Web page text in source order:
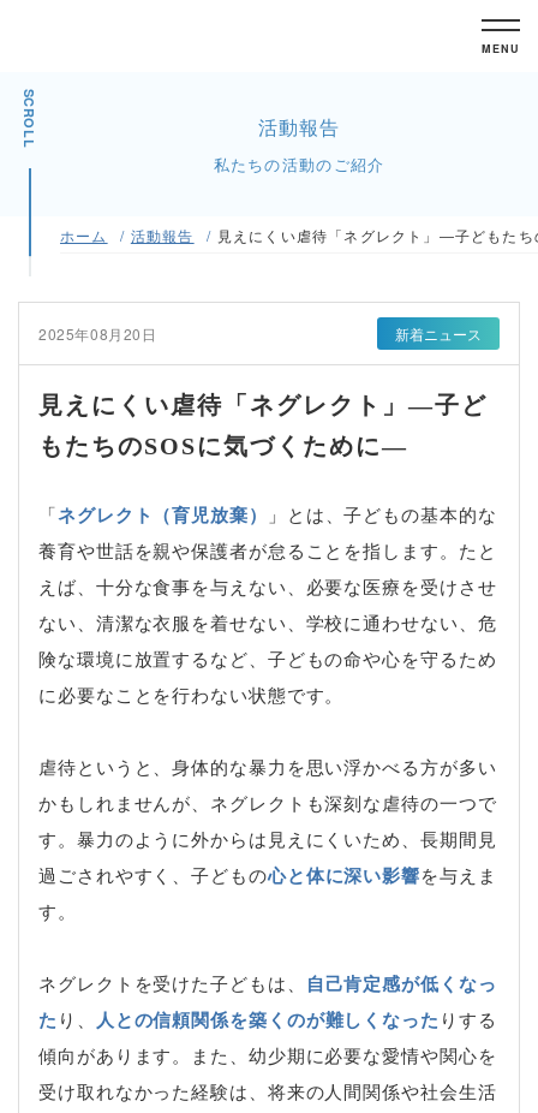
MENU
SCROLL 活動報告
私たちの活動のご紹介
ホーム 活動報告 見えにくい虐待「ネグレクト」―子どもた
2025年08月20日 新着ニュース
見えにくい虐待「ネグレクト」―子ど
もたちのSOSに気づくために―
「ネグレクト（育児放棄）
」とは、子どもの基本的な
養育や世話を親や保護者が怠ることを指します。たと
えば、十分な食事を与えない、必要な医療を受けさせ
ない、清潔な衣服を着せない、学校に通わせない、危
険な環境に放置するなど、子どもの命や心を守るため
に必要なことを行わない状態です。
虐待というと、身体的な暴力を思い浮かべる方が多い
かもしれませんが、ネグレクトも深刻な虐待の一つで
す。暴力のように外からは見えにくいため、長期間見
過ごされやすく、子どもの心と体に深い影響を与えま
す。
ネグレクトを受けた子どもは、
自己肯定感が低くなっ
た り、 人との信頼関係を築くのが難しくなった りする
傾向があります。また、幼少期に必要な愛情や関心を
受け取れなかった経験は、将来の人間関係や社会生活